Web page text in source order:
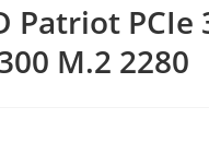
Patriot PCIe
M.2 2280